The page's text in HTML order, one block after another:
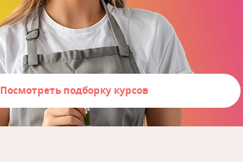
Посмотреть подборку курсов